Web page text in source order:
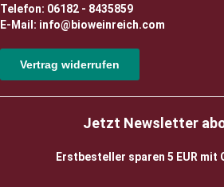
Telefon: 06182 - 8435859
E-Mail: info@bioweinreich.com
Vertrag widerrufen
Jetzt Newsletter
Erstbesteller sparen 5 EUR mit